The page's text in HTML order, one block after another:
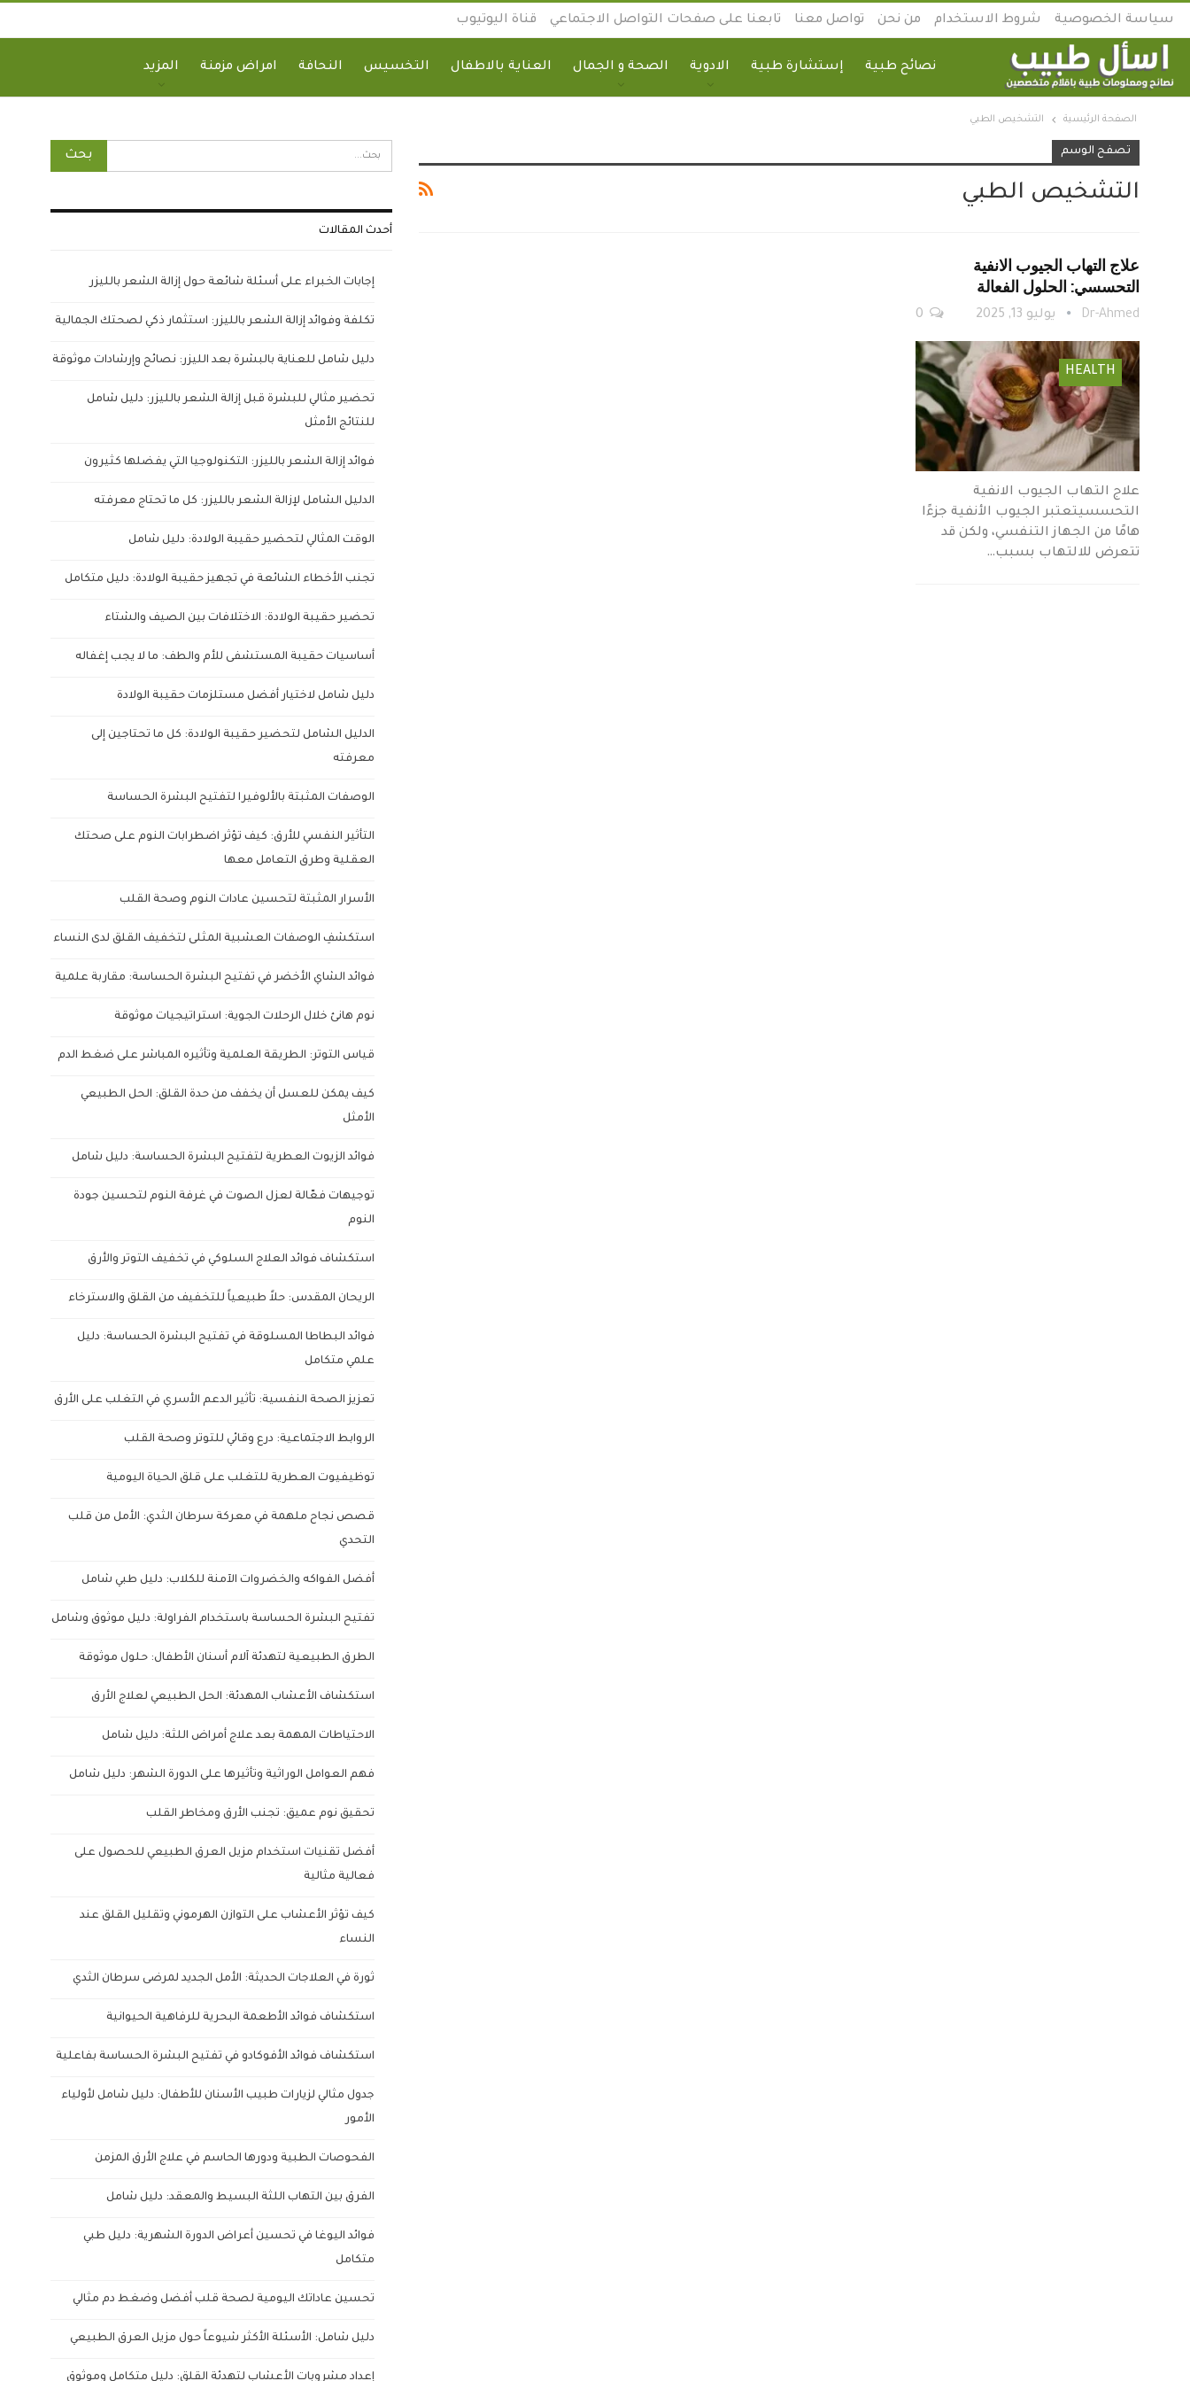
سياسة الخصوصية شروط الاستخدام من نحن تواصل معنا تابعنا على صفحات التواصل الاجتماعي قناة اليوتيوب
نصائح طبية إستشارة طبية الادوية الصحة و الجمال العناية بالاطفال التخسيس النحافة امراض مزمنة المزيد
الصفحة الرئيسية التشخيص الطبي
تصفح الوسم
التشخيص الطبي
علاج التهاب الجيوب الانفية
التحسسي: الحلول الفعالة
Dr-Ahmed يوليو 13, 2025
HEALTH
علاج التهاب الجيوب الانفية
التحسسيتعتبر الجيوب الأنفية جزءًا
هامًا من الجهاز التنفسي، ولكن قد
تتعرض للالتهاب بسبب…
أحدث المقالات
إجابات الخبراء على أسئلة شائعة حول إزالة الشعر بالليزر
تكلفة وفوائد إزالة الشعر بالليزر: استثمار ذكي لصحتك الجمالية
دليل شامل للعناية بالبشرة بعد الليزر: نصائح وإرشادات موثوقة
تحضير مثالي للبشرة قبل إزالة الشعر بالليزر: دليل شامل
للنتائج الأمثل
فوائد إزالة الشعر بالليزر: التكنولوجيا التي يفضلها كثيرون
الدليل الشامل لإزالة الشعر بالليزر: كل ما تحتاج معرفته
الوقت المثالي لتحضير حقيبة الولادة: دليل شامل
تجنب الأخطاء الشائعة في تجهيز حقيبة الولادة: دليل متكامل
تحضير حقيبة الولادة: الاختلافات بين الصيف والشتاء
أساسيات حقيبة المستشفى للأم والطف: ما لا يجب إغفاله
دليل شامل لاختيار أفضل مستلزمات حقيبة الولادة
الدليل الشامل لتحضير حقيبة الولادة: كل ما تحتاجين إلى
معرفته
الوصفات المثبتة بالألوفيرا لتفتيح البشرة الحساسة
التأثير النفسي للأرق: كيف تؤثر اضطرابات النوم على صحتك
العقلية وطرق التعامل معها
الأسرار المثبتة لتحسين عادات النوم وصحة القلب
استكشفِ الوصفات العشبية المثلى لتخفيف القلق لدى النساء
فوائد الشاي الأخضر في تفتيح البشرة الحساسة: مقاربة علمية
نوم هانئ خلال الرحلات الجوية: استراتيجيات موثوقة
قياس التوتر: الطريقة العلمية وتأثيره المباشر على ضغط الدم
كيف يمكن للعسل أن يخفف من حدة القلق: الحل الطبيعي
الأمثل
فوائد الزيوت العطرية لتفتيح البشرة الحساسة: دليل شامل
توجيهات فعّالة لعزل الصوت في غرفة النوم لتحسين جودة
النوم
استكشاف فوائد العلاج السلوكي في تخفيف التوتر والأرق
الريحان المقدس: حلاً طبيعياً للتخفيف من القلق والاسترخاء
فوائد البطاطا المسلوقة في تفتيح البشرة الحساسة: دليل
علمي متكامل
تعزيز الصحة النفسية: تأثير الدعم الأسري في التغلب على الأرق
الروابط الاجتماعية: درع وقائي للتوتر وصحة القلب
توظيفيوت العطرية للتغلب على قلق الحياة اليومية
قصص نجاح ملهمة في معركة سرطان الثدي: الأمل من قلب
التحدي
أفضل الفواكه والخضروات الآمنة للكلاب: دليل طبي شامل
تفتيح البشرة الحساسة باستخدام الفراولة: دليل موثوق وشامل
الطرق الطبيعية لتهدئة آلام أسنان الأطفال: حلول موثوقة
استكشاف الأعشاب المهدئة: الحل الطبيعي لعلاج الأرق
الاحتياطات المهمة بعد علاج أمراض اللثة: دليل شامل
فهم العوامل الوراثية وتأثيرها على الدورة الشهر: دليل شامل
تحقيق نوم عميق: تجنب الأرق ومخاطر القلب
أفضل تقنيات استخدام مزيل العرق الطبيعي للحصول على
فعالية مثالية
كيف تؤثر الأعشاب على التوازن الهرموني وتقليل القلق عند
النساء
ثورة في العلاجات الحديثة: الأمل الجديد لمرضى سرطان الثدي
استكشاف فوائد الأطعمة البحرية للرفاهية الحيوانية
استكشاف فوائد الأفوكادو في تفتيح البشرة الحساسة بفاعلية
جدول مثالي لزيارات طبيب الأسنان للأطفال: دليل شامل لأولياء
الأمور
الفحوصات الطبية ودورها الحاسم في علاج الأرق المزمن
الفرق بين التهاب اللثة البسيط والمعقد: دليل شامل
فوائد اليوغا في تحسين أعراض الدورة الشهرية: دليل طبي
متكامل
تحسين عاداتك اليومية لصحة قلب أفضل وضغط دم مثالي
دليل شامل: الأسئلة الأكثر شيوعاً حول مزيل العرق الطبيعي
إعداد مشروبات الأعشاب لتهدئة القلق: دليل متكامل وموثوق